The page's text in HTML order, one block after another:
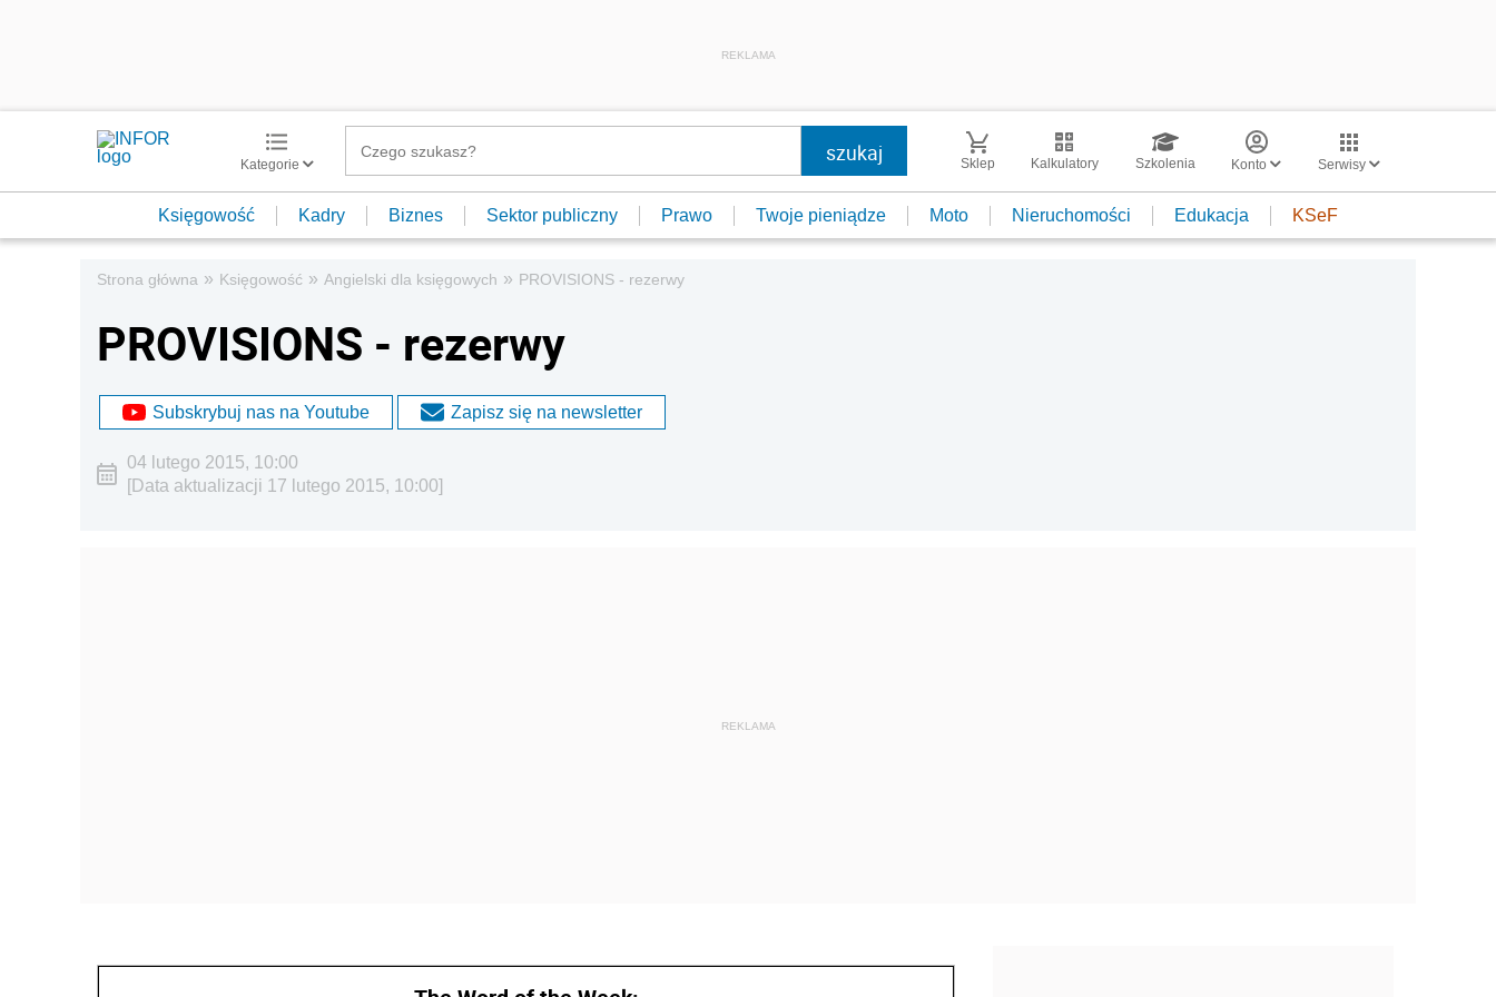
REKLAMA
Kategorie Sklep Kalkulatory Szkolenia Konto Serwisy
Księgowość Kadry Biznes Sektor publiczny Prawo Twoje pieniądze Moto Nieruchomości Edukacja KSeF
Strona główna » Księgowość » Angielski dla księgowych » PROVISIONS - rezerwy
PROVISIONS - rezerwy
Subskrybuj nas na Youtube Zapisz się na newsletter
04 lutego 2015, 10:00
[Data aktualizacji 17 lutego 2015, 10:00]